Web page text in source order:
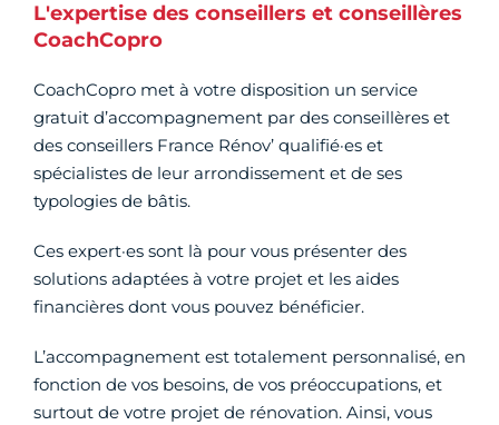
L'expertise des conseillers et conseillères
CoachCopro
CoachCopro met à votre disposition un service
gratuit d’accompagnement par des conseillères et
des conseillers France Rénov’ qualifié·es et
spécialistes de leur arrondissement et de ses
typologies de bâtis.
Ces expert·es sont là pour vous présenter des
solutions adaptées à votre projet et les aides
financières dont vous pouvez bénéficier.
L’accompagnement est totalement personnalisé, en
fonction de vos besoins, de vos préoccupations, et
surtout de votre projet de rénovation. Ainsi, vous